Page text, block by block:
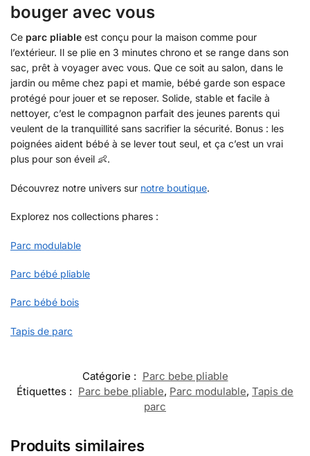
bouger avec vous
Ce parc pliable est conçu pour la maison comme pour
l’extérieur. Il se plie en 3 minutes chrono et se range dans son
sac, prêt à voyager avec vous. Que ce soit au salon, dans le
jardin ou même chez papi et mamie, bébé garde son espace
protégé pour jouer et se reposer. Solide, stable et facile à
nettoyer, c’est le compagnon parfait des jeunes parents qui
veulent de la tranquillité sans sacrifier la sécurité. Bonus : les
poignées aident bébé à se lever tout seul, et ça c’est un vrai
plus pour son éveil 👶.
Découvrez notre univers sur notre boutique.
Explorez nos collections phares :
Parc modulable
Parc bébé pliable
Parc bébé bois
Tapis de parc
Catégorie : Parc bebe pliable
Étiquettes : Parc bebe pliable, Parc modulable, Tapis de
parc
Produits similaires